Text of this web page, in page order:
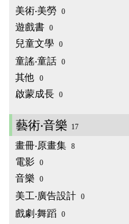
美術‧美勞 0
遊戲書 0
兒童文學 0
童謠‧童話 0
其他 0
啟蒙成長 0
藝術‧音樂 17
畫冊‧原畫集 8
電影 0
音樂 0
美工‧廣告設計 0
戲劇‧舞蹈 0